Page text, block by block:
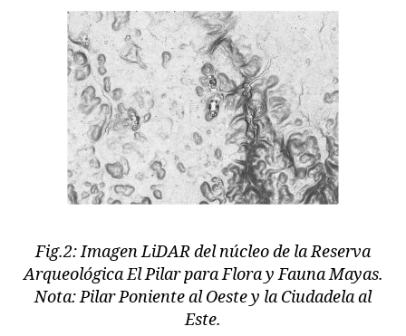
Fig.2: Imagen LiDAR del núcleo de la Reserva
Arqueológica El Pilar para Flora y Fauna Mayas.
Nota: Pilar Poniente al Oeste y la Ciudadela al
Este.